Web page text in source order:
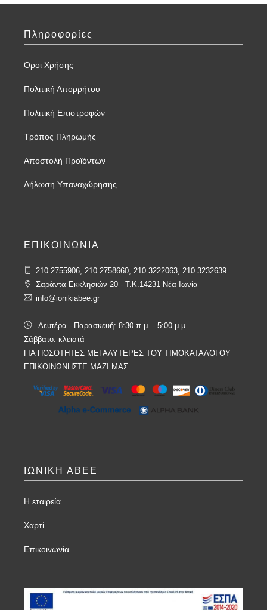
Πληροφορίες
Όροι Χρήσης
Πολιτική Απορρήτου
Πολιτική Επιστροφών
Τρόπος Πληρωμής
Αποστολή Προϊόντων
Δήλωση Υπαναχώρησης
ΕΠΙΚΟΙΝΩΝΙΑ
210 2755906, 210 2758660, 210 3222063, 210 3232639
Σαράντα Εκκλησιών 20 - T.K.14231 Νέα Ιωνία
info@ionikiabee.gr
Δευτέρα - Παρασκευή: 8:30 π.μ. - 5:00 μ.μ.
Σάββατο: κλειστά
ΓΙΑ ΠΟΣΟΤΗΤΕΣ ΜΕΓΑΛΥΤΕΡΕΣ ΤΟΥ ΤΙΜΟΚΑΤΑΛΟΓΟΥ
ΕΠΙΚΟΙΝΩΝΗΣΤΕ ΜΑΖΙ ΜΑΣ
ΙΩΝΙΚΗ ΑΒΕΕ
Η εταιρεία
Χαρτί
Επικοινωνία